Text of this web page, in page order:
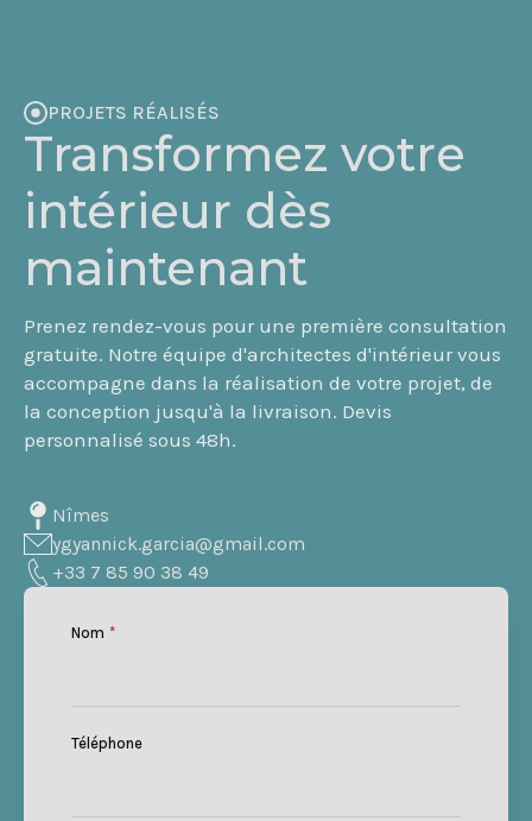
PROJETS RÉALISÉS
Transformez votre
intérieur dès
maintenant
Prenez rendez-vous pour une première consultation
gratuite. Notre équipe d'architectes d'intérieur vous
accompagne dans la réalisation de votre projet, de
la conception jusqu'à la livraison. Devis
personnalisé sous 48h.
Nîmes
ygyannick.garcia@gmail.com
+33 7 85 90 38 49
Nom *
Téléphone